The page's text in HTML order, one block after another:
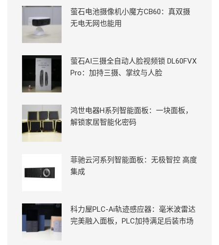
萤石电池摄像机小魔方CB60：真双摄
无电无网也能用
萤石AI三摄全自动人脸视频锁 DL60FVX
Pro：加持三摄、掌纹与人脸
鸿世电器H系列智能面板：一块面板，
解锁家居智能化密码
菲驰云河系列智能面板：无极智控 高度
集成
科力屋PLC-Ai轨迹感应器：毫米波雷达
完美融入面板，PLC加持满足后装市场